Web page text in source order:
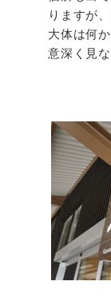
りますが
大体は何
意深く見